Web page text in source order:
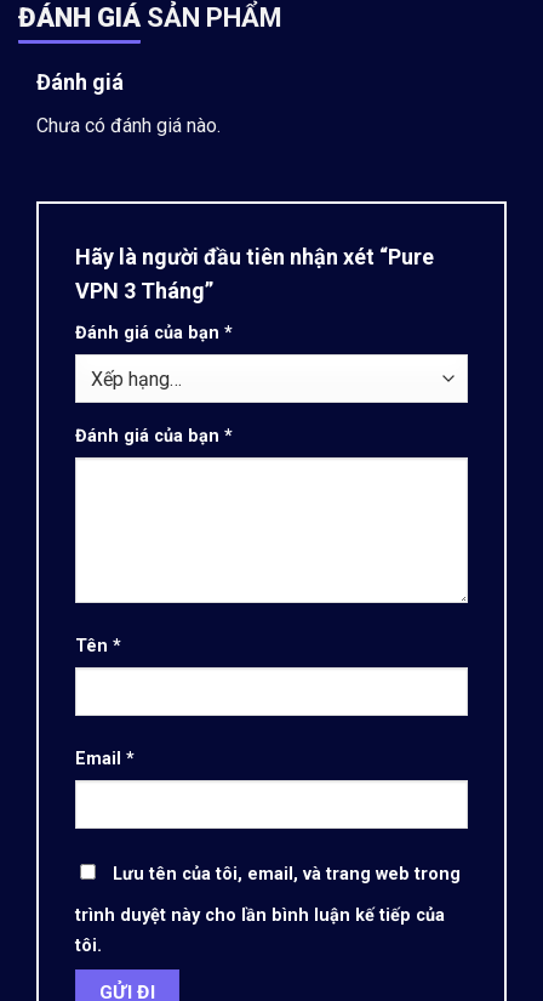
ĐÁNH GIÁ SẢN PHẨM
Đánh giá
Chưa có đánh giá nào.
Hãy là người đầu tiên nhận xét “Pure
VPN 3 Tháng”
Đánh giá của bạn *
Đánh giá của bạn *
Tên *
Email *
Lưu tên của tôi, email, và trang web trong
trình duyệt này cho lần bình luận kế tiếp của
tôi.